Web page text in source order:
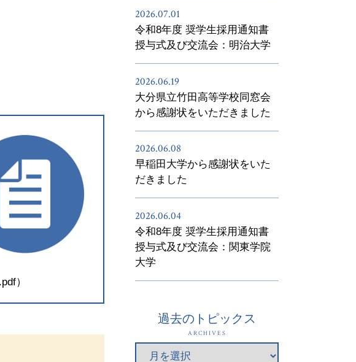
）
2026.07.01
令和8年度 奨学生採用通知書
授与式及び交流会：明治大学
2026.06.19
大分県立竹田高等学校同窓会
から感謝状をいただきました
2026.06.08
早稲田大学から感謝状をいた
だきました
2026.06.04
令和8年度 奨学生採用通知書
授与式及び交流会：関東学院
大学
過去のトピックス
ARCHIVES